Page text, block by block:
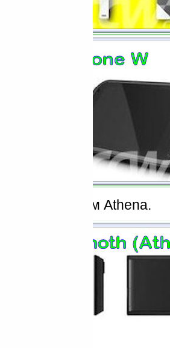
продолжением Athena.